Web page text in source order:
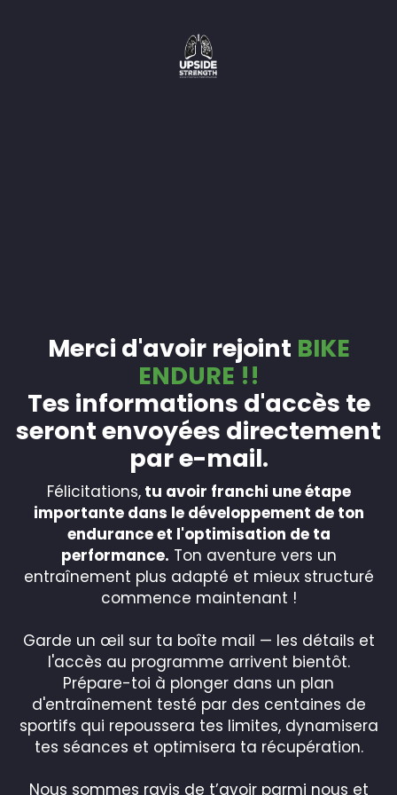
Merci d'avoir rejoint BIKE
ENDURE !!
Tes informations d'accès te
seront envoyées directement
par e-mail.
Félicitations,tu avoir franchi une étape
importante dans le développement de ton
endurance et l'optimisation de ta
performance. Ton aventure vers un
entraînement plus adapté et mieux structuré
commence maintenant !
Garde un œil sur ta boîte mail — les détails et
l'accès au programme arrivent bientôt.
Prépare-toi à plonger dans un plan
d'entraînement testé par des centaines de
sportifs qui repoussera tes limites, dynamisera
tes séances et optimisera ta récupération.
Nous sommes ravis de t’avoir parmi nous et